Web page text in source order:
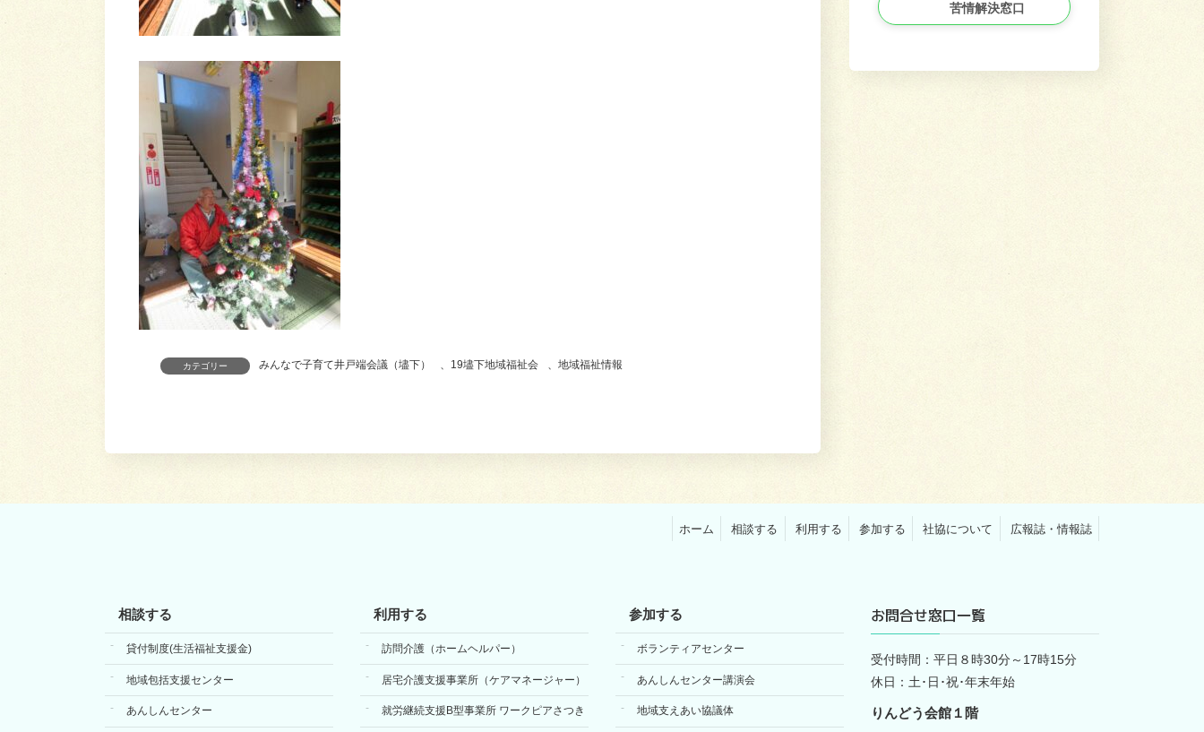
カテゴリー みんなで子育て井戸端会議（壗下） 、 19壗下地域福祉会 、 地域福祉情報
苦情解決窓口
ホーム 相談する 利用する 参加する 社協について 広報誌・情報誌
相談する
貸付制度(生活福祉支援金)
地域包括支援センター
あんしんセンター
利用する
訪問介護（ホームヘルパー）
居宅介護支援事業所（ケアマネージャー）
就労継続支援B型事業所 ワークピアさつき
参加する
ボランティアセンター
あんしんセンター講演会
地域支えあい協議体
お問合せ窓口一覧
受付時間：平日８時30分～17時15分
休日：土･日･祝･年末年始
りんどう会館１階